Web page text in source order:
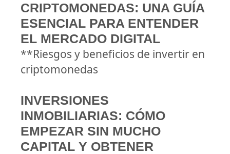
CRIPTOMONEDAS: UNA GUÍA
ESENCIAL PARA ENTENDER
EL MERCADO DIGITAL
**Riesgos y beneficios de invertir en
criptomonedas
INVERSIONES
INMOBILIARIAS: CÓMO
EMPEZAR SIN MUCHO
CAPITAL Y OBTENER